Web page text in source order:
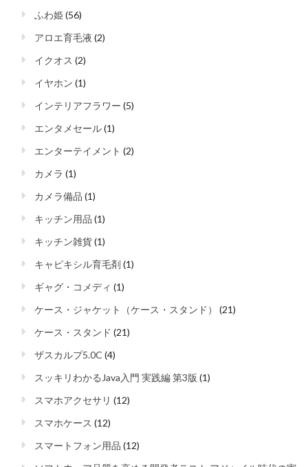
ふわ姫 (56)
アロエ育毛液 (2)
イクオス (2)
イヤホン (1)
インテリアフラワー (5)
エンタメセール(1)
エンターテイメント (2)
カメラ (1)
カメラ備品 (1)
キッチン用品 (1)
キッチン雑貨(1)
キャピキシル育毛剤 (1)
ギャグ・コメディ (1)
ケース・ジャケット（ケース・スタンド）
(21)
ケース・スタンド (21)
ザスカルプ5.0C (4)
スッキリわかるJava入門 実践編 第3版 (1)
スマホアクセサリ (12)
スマホケース (12)
スマートフォン用品 (12)